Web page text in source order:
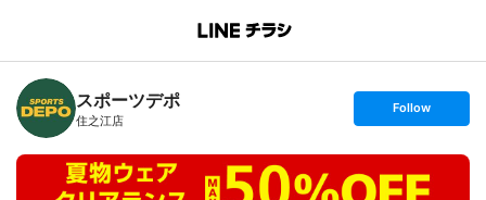
B
n
c
h
T
スポーツデポ
住之江店
s
t
o
l
o
Follow